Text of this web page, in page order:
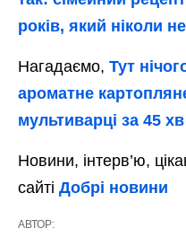
років, який ніколи
Нагадаємо, Тут
ароматне
мультиварці за 45
Новини, інтерв’ю,
сайті Добрі новини
АВТОР: